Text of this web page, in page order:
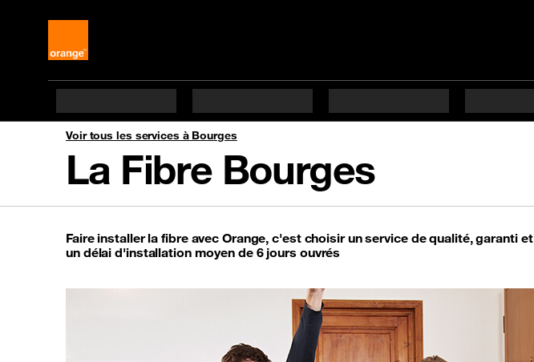
Voir tous les services à Bourges
La Fibre Bourges
Faire installer la fibre avec Orange, c'est choisir un service de qualité, garanti et
un délai d'installation moyen de 6 jours ouvrés